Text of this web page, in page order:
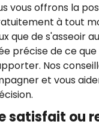
vous offrons la
à tout
que de s'asseoir
précise de ce
Nos
et vous
satisfait ou